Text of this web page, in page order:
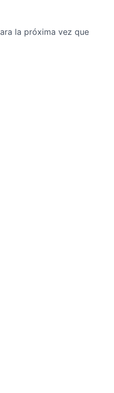
la próxima vez que